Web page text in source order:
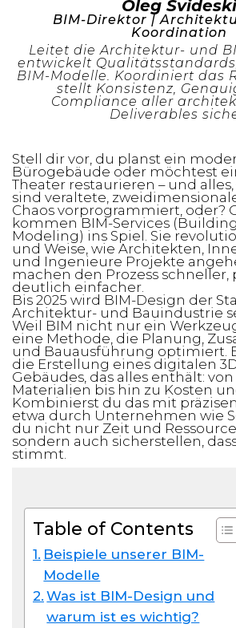
Oleg Svideski
BIM-Direktor |
Koordination
Leitet die Architektur- und
entwickelt
BIM-Modelle. Koordiniert das
stellt Konsistenz,
Compliance aller
Deliverables
Stell dir vor, du planst ein
Bürogebäude oder möchtest
Theater restaurieren – und alles,
sind veraltete,
Chaos vorprogrammiert, oder?
kommen BIM-Services
Modeling) ins Spiel. Sie
und Weise, wie Architekten,
und Ingenieure Projekte
machen den Prozess schneller,
deutlich einfacher.
Bis 2025 wird BIM-Design der
Architektur- und Bauindustrie
Weil BIM nicht nur ein
eine Methode, die Planung,
und Bauausführung optimiert.
die Erstellung eines digitalen
Gebäudes, das alles enthält:
Materialien bis hin zu Kosten
Kombinierst du das mit
etwa durch Unternehmen wie
du nicht nur Zeit und
sondern auch sicherstellen,
stimmt.
Table of Contents
Beispiele unserer BIM-
Modelle
Was ist BIM-Design und
warum ist es wichtig?